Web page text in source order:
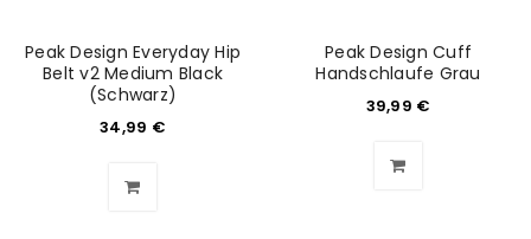
Peak Design Everyday Hip
Belt v2 Medium Black
(Schwarz)
34,99 €
Peak Design Cuff
Handschlaufe Grau
39,99 €